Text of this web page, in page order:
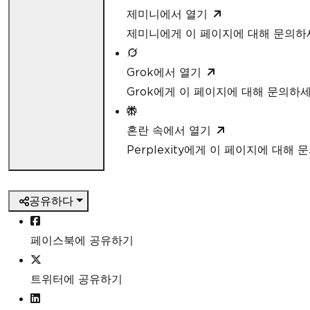
제미니에서 열기
제미니에게 이 페이지에 대해 문의하
Grok에서 열기
Grok에게 이 페이지에 대해 문의하
혼란 속에서 열기
Perplexity에게 이 페이지에 대해 문
공유하다
페이스북에 공유하기
트위터에 공유하기